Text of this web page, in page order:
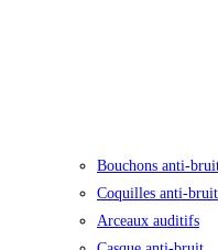
Bouchons anti-
Coquilles anti-
Arceaux auditifs